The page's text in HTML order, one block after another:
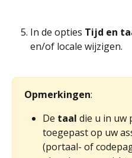
In de opties Tijd en
en/of locale wijzigen.
Opmerkingen:
De taal die u in uw
toegepast op uw
(portaal- of